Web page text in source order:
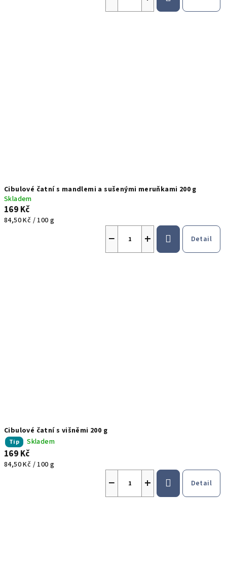
Cibulové čatní s mandlemi a sušenými meruňkami 200 g
Skladem
169 Kč
Měrná
84,50 Kč / 100 g
+
− Detail
Cibulové čatní s višněmi 200 g
Tip Skladem
169 Kč
Měrná
84,50 Kč / 100 g
+
− Detail